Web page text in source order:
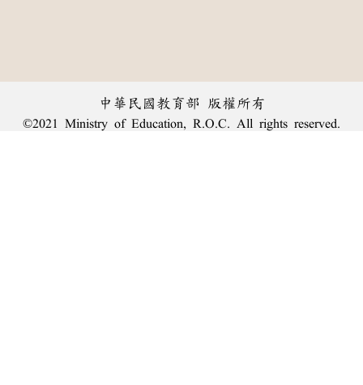
中華民國教育部 版權所有
©2021 Ministry of Education, R.O.C. All rights reserved.